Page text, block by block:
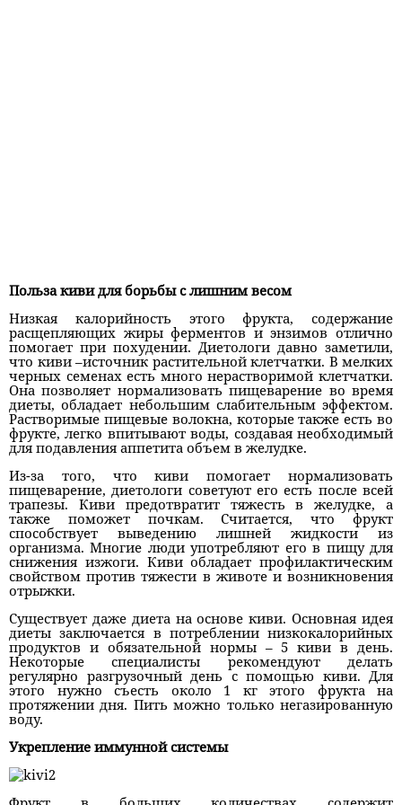
Польза киви для борьбы с лишним весом
Низкая калорийность этого фрукта, содержание
расщепляющих жиры ферментов и энзимов отлично
помогает при похудении. Диетологи давно заметили,
что киви –источник растительной клетчатки. В мелких
черных семенах есть много нерастворимой клетчатки.
Она позволяет нормализовать пищеварение во время
диеты, обладает небольшим слабительным эффектом.
Растворимые пищевые волокна, которые также есть во
фрукте, легко впитывают воды, создавая необходимый
для подавления аппетита объем в желудке.
Из-за того, что киви помогает нормализовать
пищеварение, диетологи советуют его есть после всей
трапезы. Киви предотвратит тяжесть в желудке, а
также поможет почкам. Считается, что фрукт
способствует выведению лишней жидкости из
организма. Многие люди употребляют его в пищу для
снижения изжоги. Киви обладает профилактическим
свойством против тяжести в животе и возникновения
отрыжки.
Существует даже диета на основе киви. Основная идея
диеты заключается в потреблении низкокалорийных
продуктов и обязательной нормы – 5 киви в день.
Некоторые специалисты рекомендуют делать
регулярно разгрузочный день с помощью киви. Для
этого нужно съесть около 1 кг этого фрукта на
протяжении дня. Пить можно только негазированную
воду.
Укрепление иммунной системы